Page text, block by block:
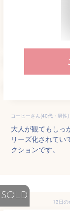
コーヒーさん(40代・男性)
大人が観てもしっ
リーズ化されてい
クションです。
SOLD
13日の